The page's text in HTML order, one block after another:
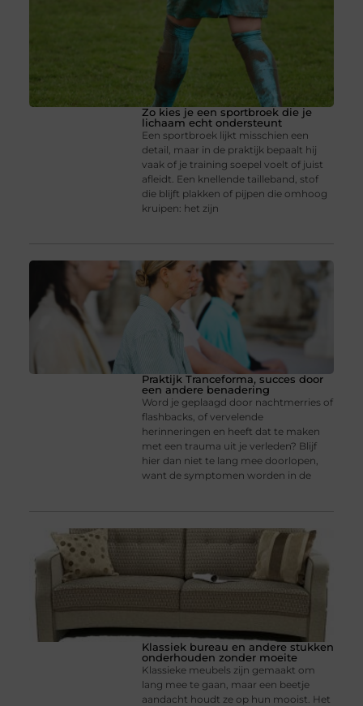
Zo kies je een sportbroek die je
lichaam echt ondersteunt
Een sportbroek lijkt misschien een
detail, maar in de praktijk bepaalt hij
vaak of je training soepel voelt of juist
afleidt. Een knellende tailleband, stof
die blijft plakken of pijpen die omhoog
kruipen: het zijn
Praktijk Tranceforma, succes door
een andere benadering
Word je geplaagd door nachtmerries of
flashbacks, of vervelende
herinneringen en heeft dat te maken
met een trauma uit je verleden? Blijf
hier dan niet te lang mee doorlopen,
want de symptomen worden in de
Klassiek bureau en andere stukken
onderhouden zonder moeite
Klassieke meubels zijn gemaakt om
lang mee te gaan, maar een beetje
aandacht houdt ze op hun mooist. Het